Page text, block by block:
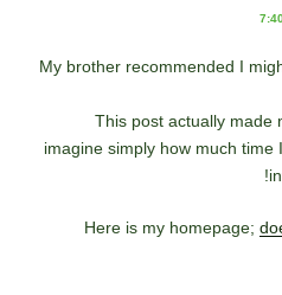
My brother recommended I
This post actually made
imagine simply how much time
Here is my homepage;